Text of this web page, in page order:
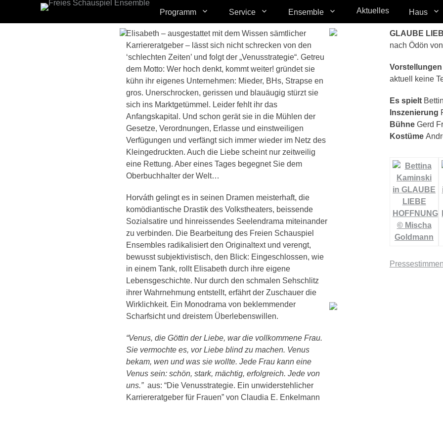
Erstes Menü
Zum
Programm Service Ensemble Aktuelles Haus
Elisabeth – ausgestattet mit dem Wissen sämtlicher
Karriereratgeber – lässt sich nicht schrecken von den
‘schlechten Zeiten’ und folgt der „Venusstrategie“. Getreu
dem Motto: Wer hoch denkt, kommt weiter! gründet sie
kühn ihr eigenes Unternehmen: Mieder, BHs, Strapse en
gros. Unerschrocken, gerissen und blauäugig stürzt sie
sich ins Marktgetümmel. Leider fehlt ihr das
Anfangskapital. Und schon gerät sie in die Mühlen der
Gesetze, Verordnungen, Erlasse und einstweiligen
Verfügungen und verfängt sich immer wieder im Netz des
Kleingedruckten. Auch die Liebe scheint nur zeitweilig
eine Rettung. Aber eines Tages begegnet Sie dem
Oberbuchhalter der Welt…
Horváth gelingt es in seinen Dramen meisterhaft, die
komödiantische Drastik des Volkstheaters, beissende
Sozialsatire und hinreissendes Seelendrama miteinander
zu verbinden. Die Bearbeitung des Freien Schauspiel
Ensembles radikalisiert den Originaltext und verengt,
bewusst subjektivistisch, den Blick: Eingeschlossen, wie
in einem Tank, rollt Elisabeth durch ihre eigene
Lebensgeschichte. Nur durch den schmalen Sehschlitz
ihrer Wahrnehmung entstellt, erfährt der Zuschauer die
Wirklichkeit. Ein Monodrama von beklemmender
Scharfsicht und dreistem Überlebenswillen.
“Venus, die Göttin der Liebe, war die vollkommene Frau.
Sie vermochte es, vor Liebe blind zu machen. Venus
bekam, wen und was sie wollte. Jede Frau kann eine
Venus sein: schön, stark, mächtig, erfolgreich. Jede von
uns.”aus: “Die Venusstrategie. Ein unwiderstehlicher
Karriereratgeber für Frauen” von Claudia E. Enkelmann
GLAUBE
nach Ödön
Vorstellungen
aktuell keine
Es spielt
Inszenierung
BühneGerd
Kostüme